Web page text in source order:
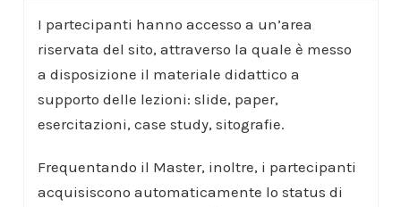
I partecipanti hanno accesso a un’area
riservata del sito, attraverso la quale è messo
a disposizione il materiale didattico a
supporto delle lezioni: slide, paper,
esercitazioni, case study, sitografie.
Frequentando il Master, inoltre, i partecipanti
acquisiscono automaticamente lo status di